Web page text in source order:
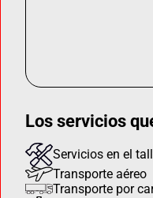
Los servicios
Servicios en el
Transporte aéreo
Transporte por